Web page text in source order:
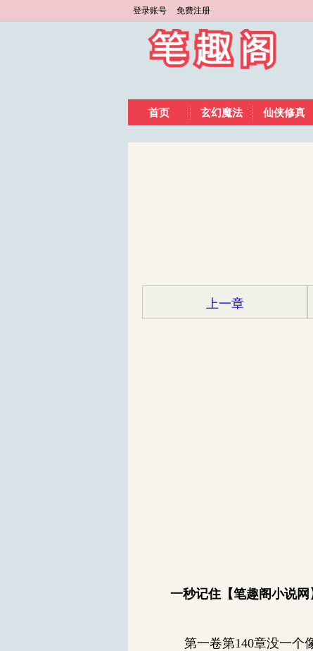
登录账号 免费注册
首页 玄幻魔法 仙侠修真
上一章
一秒记住【笔趣阁小说网
第一卷第140章没一个